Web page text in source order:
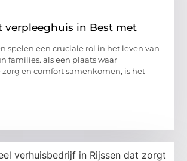
verpleeghuis in Best met
spelen een cruciale rol in het leven van
families. als een plaats waar
en comfort samenkomen, is het